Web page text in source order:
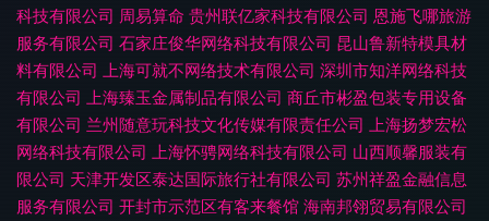
科技有限公司 周易算命 贵州联亿家科技有限公司 恩施飞哪旅游
服务有限公司 石家庄俊华网络科技有限公司 昆山鲁新特模具材
料有限公司 上海可就不网络技术有限公司 深圳市知洋网络科技
有限公司 上海臻玉金属制品有限公司 商丘市彬盈包装专用设备
有限公司 兰州随意玩科技文化传媒有限责任公司 上海扬梦宏松
网络科技有限公司 上海怀骋网络科技有限公司 山西顺馨服装有
限公司 天津开发区泰达国际旅行社有限公司 苏州祥盈金融信息
服务有限公司 开封市示范区有客来餐馆 海南邦翎贸易有限公司